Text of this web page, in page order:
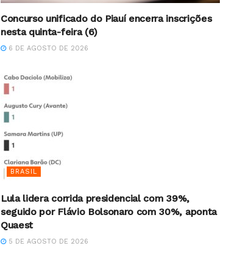
Concurso unificado do Piauí encerra inscrições
nesta quinta-feira (6)
6 DE AGOSTO DE 2026
BRASIL
Lula lidera corrida presidencial com 39%,
seguido por Flávio Bolsonaro com 30%, aponta
Quaest
5 DE AGOSTO DE 2026